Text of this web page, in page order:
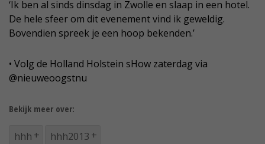
‘Ik ben al sinds dinsdag in Zwolle en slaap in een hotel.
De hele sfeer om dit evenement vind ik geweldig.
Bovendien spreek je een hoop bekenden.’
• Volg de Holland Holstein sHow zaterdag via
@nieuweoogstnu
Bekijk meer over:
hhh hhh2013